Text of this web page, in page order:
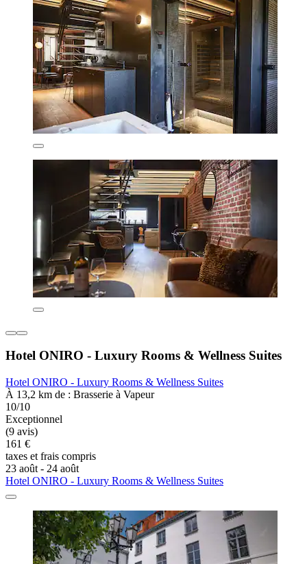
Hotel ONIRO - Luxury Rooms & Wellness Suites
Hotel ONIRO - Luxury Rooms & Wellness Suites
À 13,2 km de : Brasserie à Vapeur
10/10
Exceptionnel
(9 avis)
161 €
taxes et frais compris
23 août - 24 août
Hotel ONIRO - Luxury Rooms & Wellness Suites